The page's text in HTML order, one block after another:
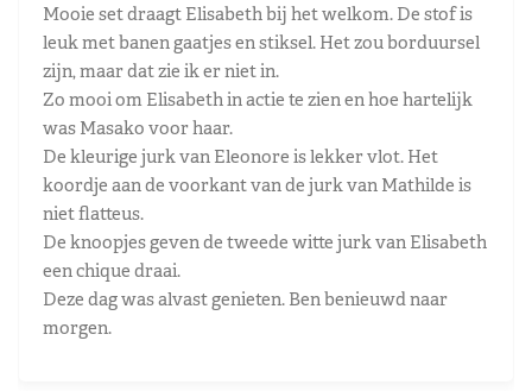
Mooie set draagt Elisabeth bij het welkom. De stof is
leuk met banen gaatjes en stiksel. Het zou borduursel
zijn, maar dat zie ik er niet in.
Zo mooi om Elisabeth in actie te zien en hoe hartelijk
was Masako voor haar.
De kleurige jurk van Eleonore is lekker vlot. Het
koordje aan de voorkant van de jurk van Mathilde is
niet flatteus.
De knoopjes geven de tweede witte jurk van Elisabeth
een chique draai.
Deze dag was alvast genieten. Ben benieuwd naar
morgen.